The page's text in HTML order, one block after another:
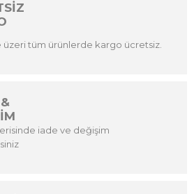
üzeri tüm ürünlerde kargo ücretsiz.
iade ve değişim